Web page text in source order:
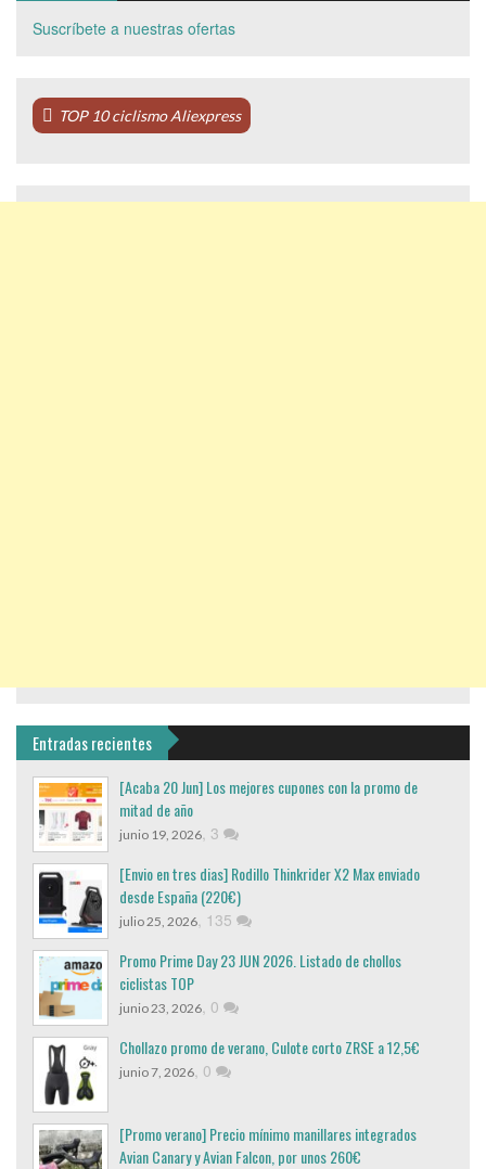
Suscríbete a nuestras ofertas
TOP 10 ciclismo Aliexpress
Entradas recientes
[Acaba 20 Jun] Los mejores cupones con la promo de
mitad de año
junio 19, 2026, 3
[Envio en tres dias] Rodillo Thinkrider X2 Max enviado
desde España (220€)
julio 25, 2026, 135
Promo Prime Day 23 JUN 2026. Listado de chollos
ciclistas TOP
junio 23, 2026, 0
Chollazo promo de verano, Culote corto ZRSE a 12,5€
junio 7, 2026, 0
[Promo verano] Precio mínimo manillares integrados
Avian Canary y Avian Falcon, por unos 260€